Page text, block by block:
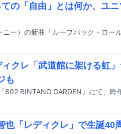
の「自由」とは何か、ユ
クレ「武道館に架ける虹
も
也「レディクレ」で生誕40